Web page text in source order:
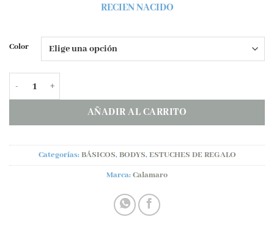
RECIEN NACIDO
Color
AÑADIR AL CARRITO
Categorías:BÁSICOS,BODYS,ESTUCHES DE REGALO
Marca:Calamaro